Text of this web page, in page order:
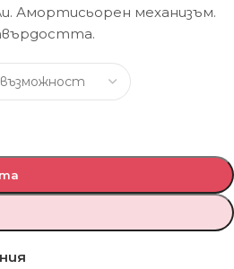
Амортисьорен механизъм.